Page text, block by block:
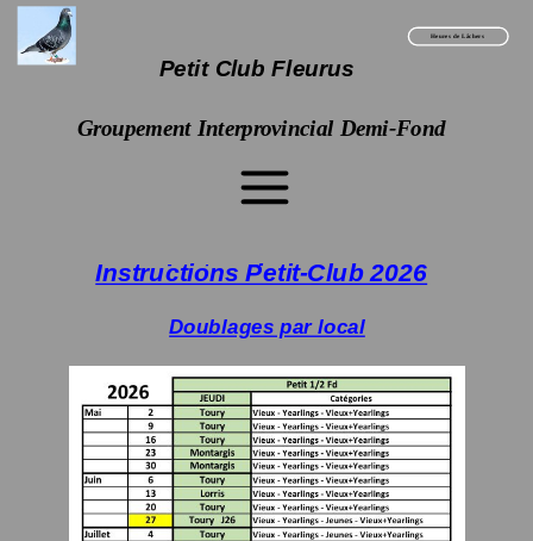
Petit Club Fleurus
Heures de Lâchers
Groupement Interprovincial Demi-Fond
Instructio
Club
Instructions Petit-Club 2026
Doublages par local